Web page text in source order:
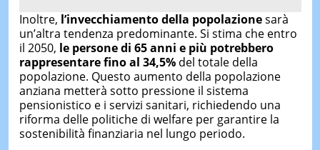
Inoltre, l’invecchiamento della popolazionesarà
un’altra tendenza predominante. Si stima che entro
il 2050, le persone di 65 anni e più potrebbero
rappresentare fino al 34,5%del totale della
popolazione. Questo aumento della popolazione
anziana metterà sotto pressione il sistema
pensionistico e i servizi sanitari, richiedendo una
riforma delle politiche di welfare per garantire la
sostenibilità finanziaria nel lungo periodo.